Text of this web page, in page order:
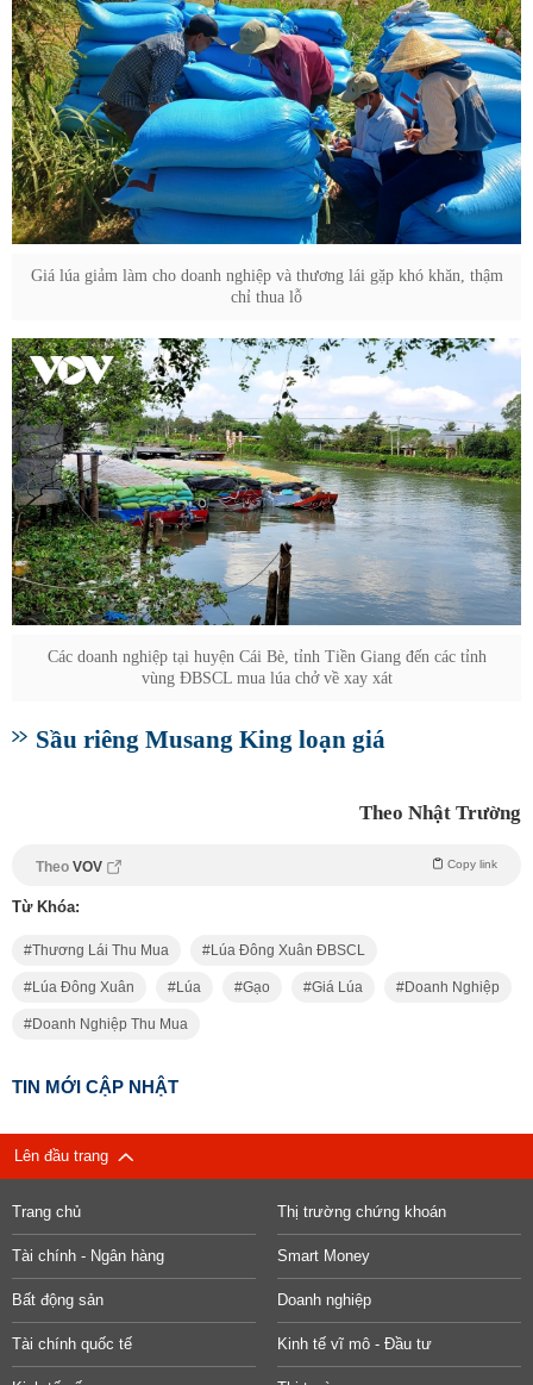
Giá lúa giảm làm cho doanh nghiệp và thương lái gặp khó khăn, thậm
chỉ thua lỗ
Các doanh nghiệp tại huyện Cái Bè, tỉnh Tiền Giang đến các tỉnh
vùng ĐBSCL mua lúa chở về xay xát
Sầu riêng Musang King loạn giá
Theo Nhật Trường
Theo VOV Copy link
Từ Khóa:
Thương Lái Thu Mua Lúa Đông Xuân ĐBSCL
Lúa Đông Xuân Lúa Gạo Giá Lúa Doanh Nghiệp
Doanh Nghiệp Thu Mua
TIN MỚI CẬP NHẬT
Lên đầu trang
Trang chủ Thị trường chứng khoán
Tài chính - Ngân hàng Smart Money
Bất động sản Doanh nghiệp
Tài chính quốc tế Kinh tế vĩ mô - Đầu tư